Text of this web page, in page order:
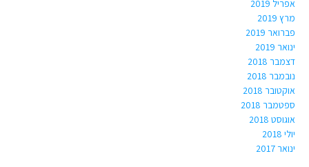
אפריל 2019
מרץ 2019
פברואר 2019
ינואר 2019
דצמבר 2018
נובמבר 2018
אוקטובר 2018
ספטמבר 2018
אוגוסט 2018
יולי 2018
ינואר 2017